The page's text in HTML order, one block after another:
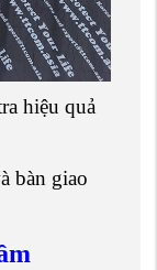
hiệu quả
bàn giao